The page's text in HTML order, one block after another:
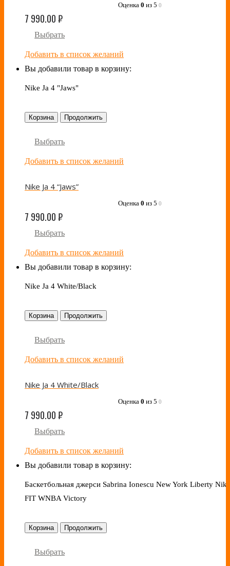
Оценка 0 из 5 0
7 990.00₽
Выбрать
Добавить в список желаний
Вы добавили товар в корзину:
Nike Ja 4 "Jaws"
Корзина Продолжить
Выбрать
Добавить в список желаний
Nike Ja 4 “Jaws”
Оценка 0 из 5 0
7 990.00₽
Выбрать
Добавить в список желаний
Вы добавили товар в корзину:
Nike Ja 4 White/Black
Корзина Продолжить
Выбрать
Добавить в список желаний
Nike Ja 4 White/Black
Оценка 0 из 5 0
7 990.00₽
Выбрать
Добавить в список желаний
Вы добавили товар в корзину:
Баскетбольная джерси Sabrina Ionescu New York Liberty
FIT WNBA Victory
Корзина Продолжить
Выбрать